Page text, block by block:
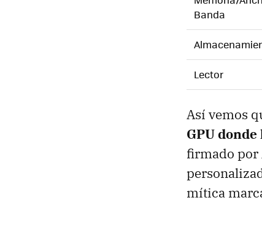
Banda
Lector
Así vemos
GPU
firmado por
mítica